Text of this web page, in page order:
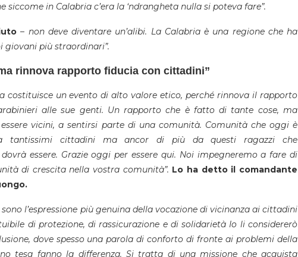
in Calabria c’era la ‘ndrangheta nulla si poteva fare”.
– non deve diventare un’alibi. La Calabria è una regione che ha
giovani più straordinari”.
rinnova rapporto fiducia con cittadini”
costituisce un evento di alto valore etico, perché rinnova il rapporto
alle sue genti. Un rapporto che è fatto di tante cose, ma
vicini, a sentirsi parte di una comunità. Comunità che oggi è
tantissimi cittadini ma ancor di più da questi ragazzi che
essere. Grazie oggi per essere qui. Noi impegneremo a fare di
di crescita nella vostra comunità”. Lo ha detto il comandante
sono l’espressione più genuina della vocazione di vicinanza ai cittadini
di protezione, di rassicurazione e di solidarietà Io li considererò
dove spesso una parola di conforto di fronte ai problemi della
tesa fanno la differenza. Si tratta di una missione che acquista